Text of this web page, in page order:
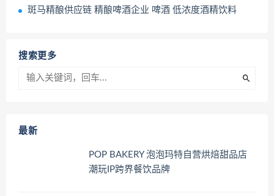
斑马精酿供应链 精酿啤酒企业 啤酒 低浓度酒精饮料‌
搜索更多
最新
POP BAKERY 泡泡玛特自营烘焙甜品店
潮玩IP跨界餐饮品牌